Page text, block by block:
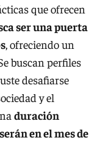
que ofrecen
ser una puerta
, ofreciendo un
buscan perfiles
desafiarse
y el
duración
en el mes de